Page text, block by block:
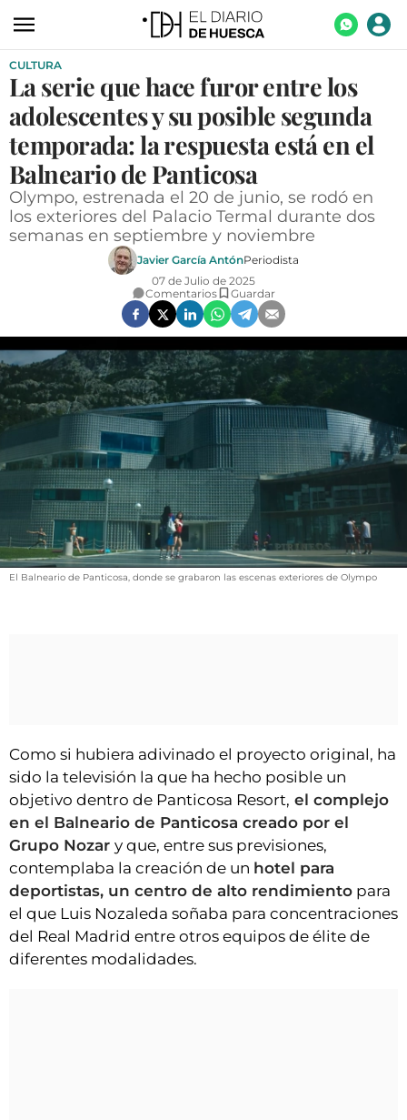
ACTUALIDAD
ECONOMÍA
TECNOLOGÍA
TURISMO
AGROALIMENTACIÓN
DEPORTES
OPINIÓN
GALERÍAS
VÍDEOS
CONTACTAR
FIESTAS EN EL ALTO ARAGÓN
FIESTAS DE SAN LORENZO
AGENDA
CARTELERA
INICIAR SESIÓN
CULTURA
La serie que hace furor entre los
adolescentes y su posible segunda
temporada: la respuesta está en el
Balneario de Panticosa
Olympo, estrenada el 20 de junio, se rodó en
los exteriores del Palacio Termal durante dos
semanas en septiembre y noviembre
Javier García AntónPeriodista
07 de Julio de 2025
Comentarios
Guardar
El Balneario de Panticosa, donde se grabaron las escenas exteriores de Olympo
Como si hubiera adivinado el proyecto original, ha
sido la televisión la que ha hecho posible un
objetivo dentro de Panticosa Resort, el complejo
en el Balneario de Panticosa creado por el
Grupo Nozar y que, entre sus previsiones,
contemplaba la creación de un hotel para
deportistas, un centro de alto rendimiento para
el que Luis Nozaleda soñaba para concentraciones
del Real Madrid entre otros equipos de élite de
diferentes modalidades.